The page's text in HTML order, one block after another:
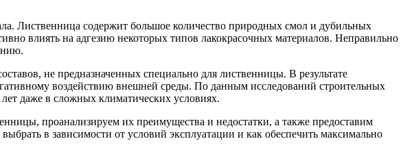
Лиственница содержит большое количество природных смол и дубильных
влиять на адгезию некоторых типов лакокрасочных материалов. Неправильно
не предназначенных специально для лиственницы. В результате
воздействию внешней среды. По данным исследований строительных
даже в сложных климатических условиях.
проанализируем их преимущества и недостатки, а также предоставим
в зависимости от условий эксплуатации и как обеспечить максимально